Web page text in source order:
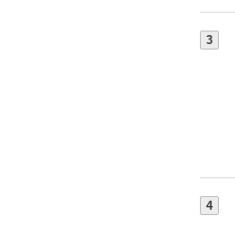
3
4